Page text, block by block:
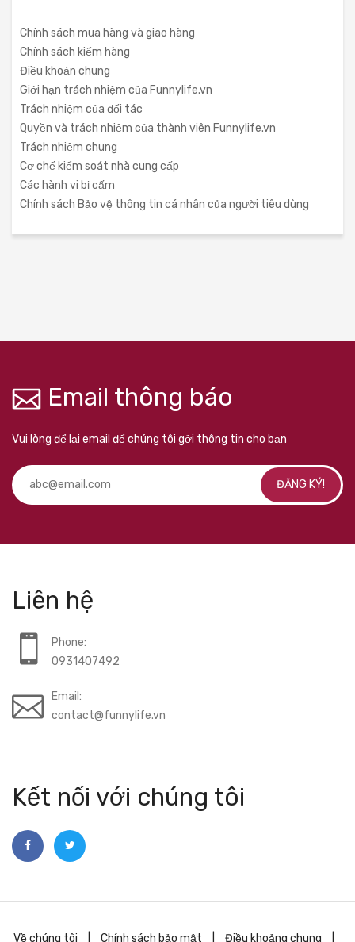
Chính sách mua hàng và giao hàng
Chính sách kiểm hàng
Điều khoản chung
Giới hạn trách nhiệm của Funnylife.vn
Trách nhiệm của đối tác
Quyền và trách nhiệm của thành viên Funnylife.vn
Trách nhiệm chung
Cơ chế kiểm soát nhà cung cấp
Các hành vi bị cấm
Chính sách Bảo vệ thông tin cá nhân của người tiêu dùng
Email thông báo
Vui lòng để lại email để chúng tôi gởi thông tin cho bạn
ĐĂNG KÝ!
Kết nối với chúng tôi
Liên hệ
Phone:
0931407492
Email:
contact@funnylife.vn
Về chúng tôi Chính sách bảo mật Điều khoảng chung